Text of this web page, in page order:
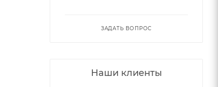
ЗАДАТЬ ВОПРОС
Наши клиенты